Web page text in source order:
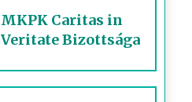
MKPK Caritas in
Veritate Bizottsága